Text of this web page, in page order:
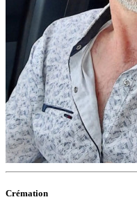
Crémation